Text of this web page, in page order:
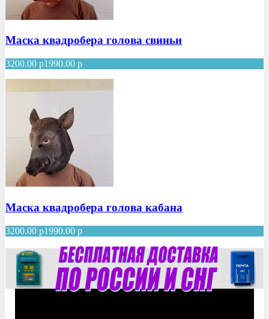
Маска квадробера голова свиньи
3200.00 р1990.00 р
Маска квадробера голова кабана
3200.00 р1990.00 р